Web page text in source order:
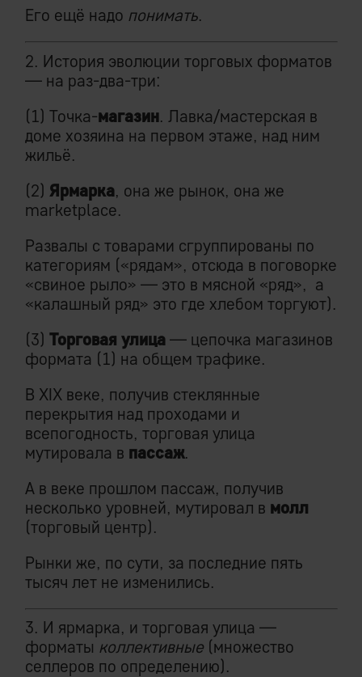
Его ещё надо понимать.
2. История эволюции торговых форматов
— на раз-два-три:
(1) Точка-магазин. Лавка/мастерская в
доме хозяина на первом этаже, над ним
жильё.
(2) Ярмарка, она же рынок, она же
marketplace.
Развалы с товарами сгруппированы по
категориям («рядам», отсюда в поговорке
«свиное рыло» — это в мясной «ряд», а
«калашный ряд» это где хлебом торгуют).
(3) Торговая улица — цепочка магазинов
формата (1) на общем трафике.
В XIX веке, получив стеклянные
перекрытия над проходами и
всепогодность, торговая улица
мутировала в пассаж.
А в веке прошлом пассаж, получив
несколько уровней, мутировал в молл
(торговый центр).
Рынки же, по сути, за последние пять
тысяч лет не изменились.
3. И ярмарка, и торговая улица —
форматы коллективные (множество
селлеров по определению).